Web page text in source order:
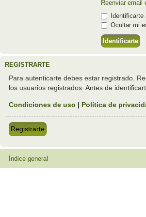
Reenviar email
Identificarte
Ocultar mi
REGISTRARTE
Para autenticarte debes estar registrado.
los usuarios registrados. Antes de
Condiciones de uso | Política de
Registrarte
Índice general